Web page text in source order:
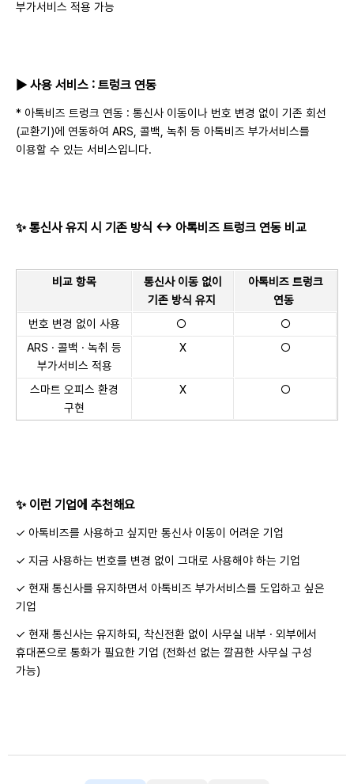
부가서비스 적용 가능
▶ 사용 서비스 : 트렁크 연동
* 아톡비즈 트렁크 연동 : 통신사 이동이나 번호 변경 없이 기존 회선
(교환기)에 연동하여 ARS, 콜백, 녹취 등 아톡비즈 부가서비스를
이용할 수 있는 서비스입니다.
✨ 통신사 유지 시 기존 방식 ↔ 아톡비즈 트렁크 연동 비교
비교 항목
통신사 이동 없이
기존 방식 유지
아톡비즈 트렁크
연동
번호 변경 없이 사용
○
○
ARS · 콜백 · 녹취 등
부가서비스 적용
X ○
스마트 오피스 환경
구현
X ○
✨ 이런 기업에 추천해요
✓ 아톡비즈를 사용하고 싶지만 통신사 이동이 어려운 기업
✓ 지금 사용하는 번호를 변경 없이 그대로 사용해야 하는 기업
✓ 현재 통신사를 유지하면서 아톡비즈 부가서비스를 도입하고 싶은
기업
✓ 현재 통신사는 유지하되, 착신전환 없이 사무실 내부 · 외부에서
휴대폰으로 통화가 필요한 기업 (전화선 없는 깔끔한 사무실 구성
가능)